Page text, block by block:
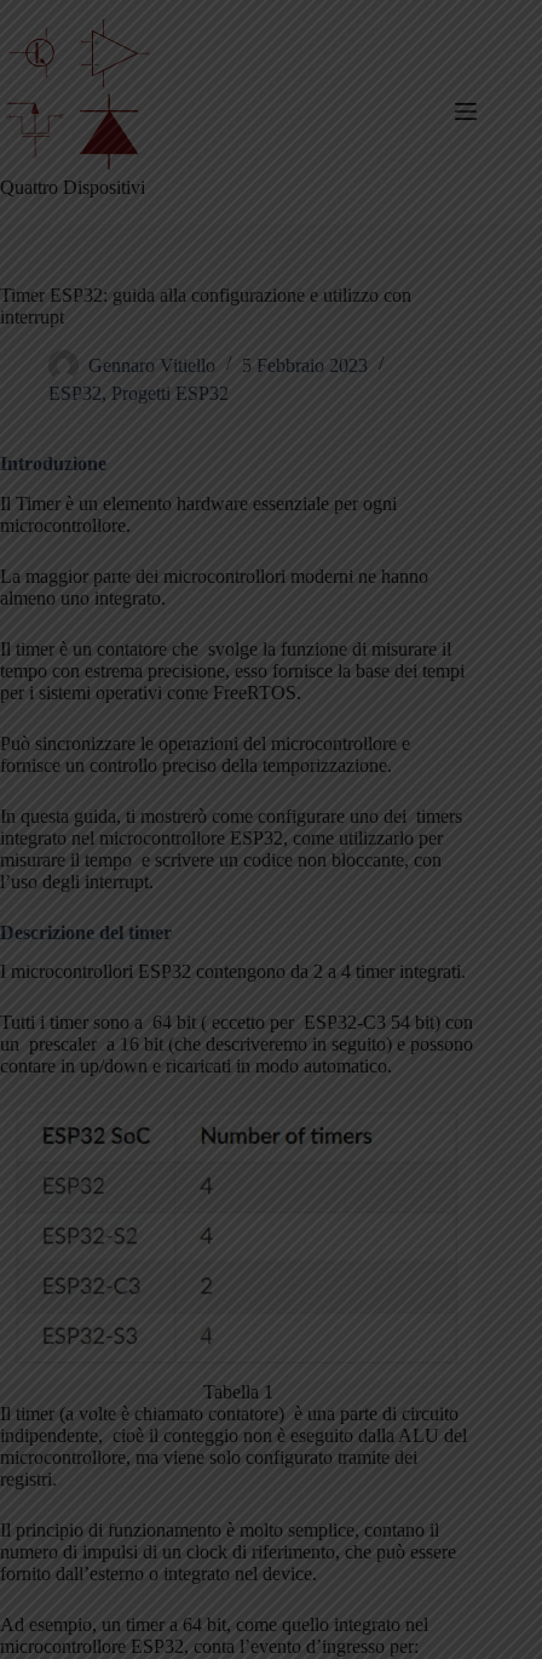
contenuto
Quattro Dispositivi
Timer ESP32: guida alla configurazione e utilizzo con
interrupt
Gennaro Vitiello
5 Febbraio 2023
ESP32, Progetti ESP32
Introduzione
Il Timer è un elemento hardware essenziale per ogni
microcontrollore.
La maggior parte dei microcontrollori moderni ne hanno
almeno uno integrato.
Il timer è un contatore che svolge la funzione di misurare il
tempo con estrema precisione, esso fornisce la base dei tempi
per i sistemi operativi come FreeRTOS.
Può sincronizzare le operazioni del microcontrollore e
fornisce un controllo preciso della temporizzazione.
In questa guida, ti mostrerò come configurare uno dei timers
integrato nel microcontrollore ESP32, come utilizzarlo per
misurare il tempo e scrivere un codice non bloccante, con
l’uso degli interrupt.
Descrizione del timer
I microcontrollori ESP32 contengono da 2 a 4 timer integrati.
Tutti i timer sono a 64 bit ( eccetto per ESP32-C3 54 bit) con
un prescaler a 16 bit (che descriveremo in seguito) e possono
contare in up/down e ricaricati in modo automatico.
Tabella 1
Il timer (a volte è chiamato contatore) è una parte di circuito
indipendente, cioè il conteggio non è eseguito dalla ALU del
microcontrollore, ma viene solo configurato tramite dei
registri.
Il principio di funzionamento è molto semplice, contano il
numero di impulsi di un clock di riferimento, che può essere
fornito dall’esterno o integrato nel device.
Ad esempio, un timer a 64 bit, come quello integrato nel
microcontrollore ESP32, conta l’evento d’ingresso per: